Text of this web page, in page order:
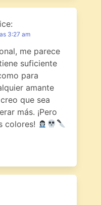
3:27 am
me parece
suficiente
para
amante
que sea
más. ¡Pero
colores!